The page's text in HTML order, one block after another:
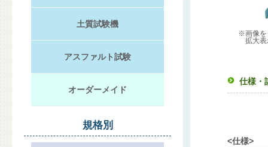
※画像を
拡大表
仕様・
<仕様>
土質試験機
アスファルト試験
オーダーメイド
規格別